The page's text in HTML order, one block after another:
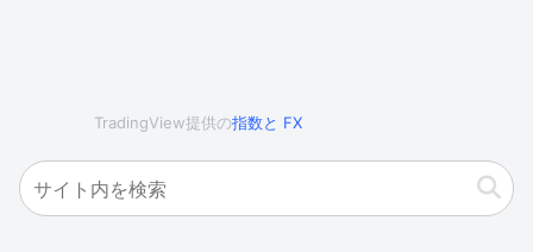
TradingView提供の指数と FX